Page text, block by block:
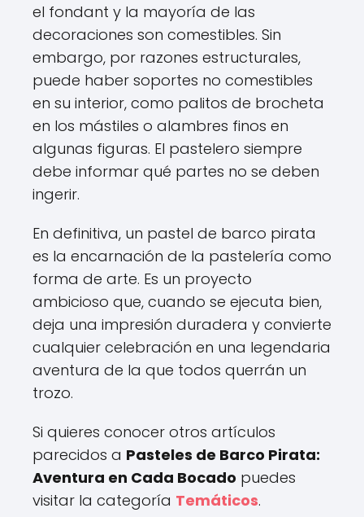
el fondant y la mayoría de las
decoraciones son comestibles. Sin
embargo, por razones estructurales,
puede haber soportes no comestibles
en su interior, como palitos de brocheta
en los mástiles o alambres finos en
algunas figuras. El pastelero siempre
debe informar qué partes no se deben
ingerir.
En definitiva, un pastel de barco pirata
es la encarnación de la pastelería como
forma de arte. Es un proyecto
ambicioso que, cuando se ejecuta bien,
deja una impresión duradera y convierte
cualquier celebración en una legendaria
aventura de la que todos querrán un
trozo.
Si quieres conocer otros artículos
parecidos a Pasteles de Barco Pirata:
Aventura en Cada Bocado puedes
visitar la categoría Temáticos.